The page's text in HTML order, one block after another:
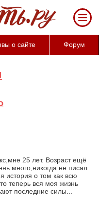
оценить тяжесть
психологические
о сайте Форум
25 лет. Возраст ещё
много,никогда не писал
история о том как всю
теперь вся моя жизнь
последние силы...